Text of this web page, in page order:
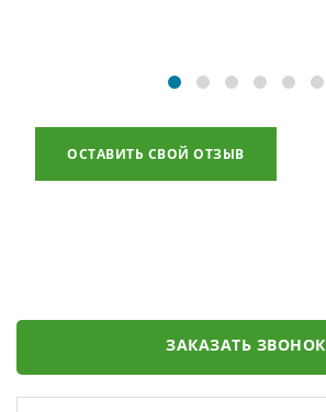
ОСТАВИТЬ СВОЙ ОТЗЫВ
ЗАКАЗАТЬ ЗВОНОК